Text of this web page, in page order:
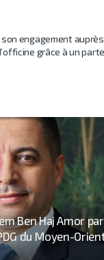
son engagement
grâce à un
Ben Haj Amor
du Moyen-